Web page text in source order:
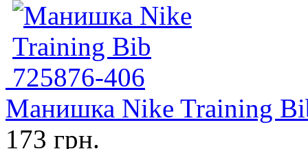
Манишка Nike Training
173 грн.